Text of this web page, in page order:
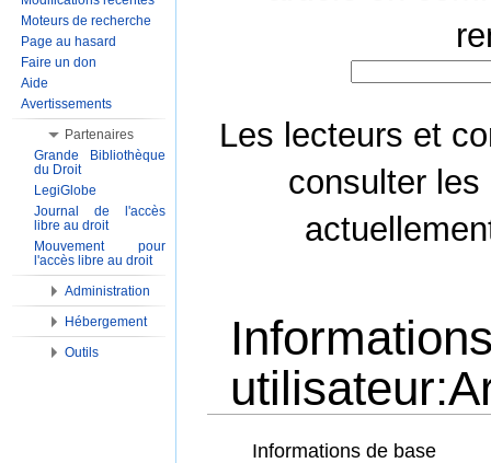
Les lecteurs et
consulter les
Informations de base
Moteurs de recherche
Page au hasard
Faire un don
Aide
Avertissements
Partenaires
Grande Bibliothèque
du Droit
LegiGlobe
Journal de l'accès
libre au droit
Mouvement pour
l'accès libre au droit
Administration
Hébergement
Outils